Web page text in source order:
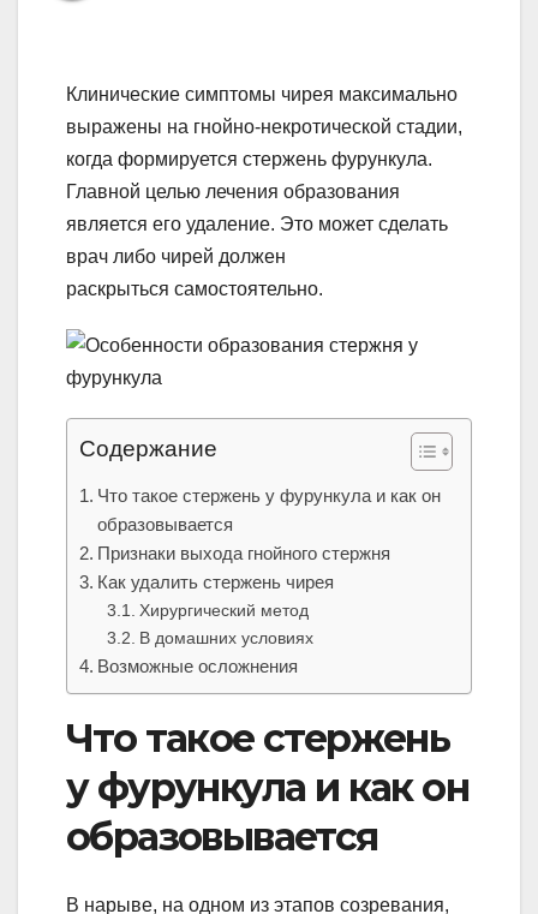
Клинические симптомы чирея максимально
выражены на гнойно-некротической стадии,
когда формируется стержень фурункула.
Главной целью лечения образования
является его удаление. Это может сделать
врач либо чирей должен
раскрыться самостоятельно.
Содержание
Что такое стержень у фурункула и как он
образовывается
Признаки выхода гнойного стержня
Как удалить стержень чирея
Хирургический метод
В домашних условиях
Возможные осложнения
Что такое стержень
у фурункула и как он
образовывается
В нарыве, на одном из этапов созревания,